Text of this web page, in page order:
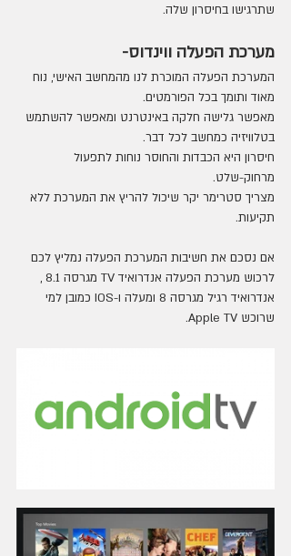
שתרגישו בחיסרון שלה.
מערכת הפעלה ווינדוס-
המערכת הפעלה המוכרת לנו מהמחשב האישי, נוח
מאוד ותומך בכל הפורמטים.
מאפשר גלישה חלקה באינטרנט ומאפשר להשתמש
בטלוויזיה כמחשב לכל דבר.
חיסרון היא הכבדות והחוסר נוחות לתפעול
מרחוק-שלט.
מצריך סטרימר יקר שיכול להריץ את המערכת ללא
תקיעות.
אם נסכם את חשיבות המערכת הפעלה נמליץ לכם
לרכוש מערכת הפעלה אנדרואיד TV מגרסה 8.1 ,
אנדרואיד רגיל מגרסה 8 ומעלה ו-IOS כמובן למי
שרוכש Apple TV.